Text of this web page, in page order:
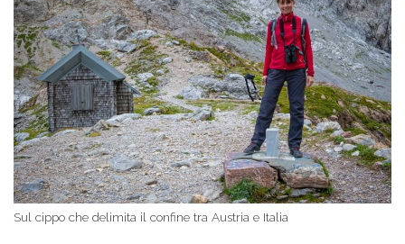
Sul cippo che delimita il confine tra Austria e Italia